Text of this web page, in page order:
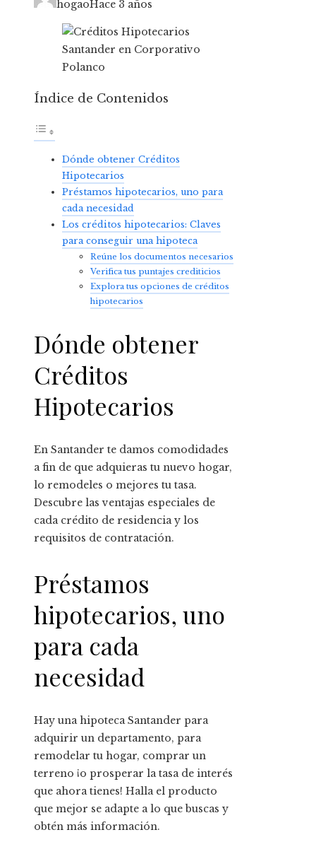
hogaoHace 3 años
Índice de Contenidos
Dónde obtener Créditos
Hipotecarios
Préstamos hipotecarios, uno para
cada necesidad
Los créditos hipotecarios: Claves
para conseguir una hipoteca
Reúne los documentos necesarios
Verifica tus puntajes crediticios
Explora tus opciones de créditos
hipotecarios
Dónde obtener
Créditos
Hipotecarios
En Santander te damos comodidades
a fin de que adquieras tu nuevo hogar,
lo remodeles o mejores tu tasa.
Descubre las ventajas especiales de
cada crédito de residencia y los
requisitos de contratación.
Préstamos
hipotecarios, uno
para cada
necesidad
Hay una hipoteca Santander para
adquirir un departamento, para
remodelar tu hogar, comprar un
terreno ¡o prosperar la tasa de interés
que ahora tienes! Halla el producto
que mejor se adapte a lo que buscas y
obtén más información.